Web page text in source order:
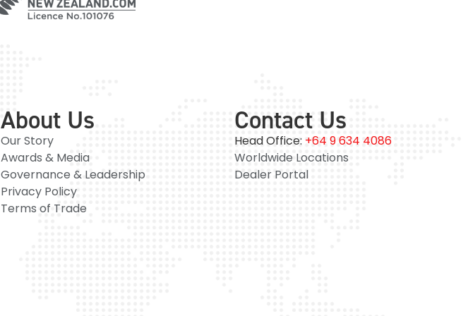
About Us
Our Story
Awards & Media
Governance & Leadership
Privacy Policy
Terms of Trade
Contact Us
Head Office: +64 9 634 4086
Worldwide Locations
Dealer Portal